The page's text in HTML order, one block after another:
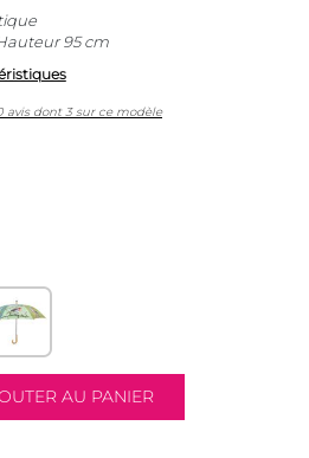
95 cm
avis dont 3 sur ce modèle